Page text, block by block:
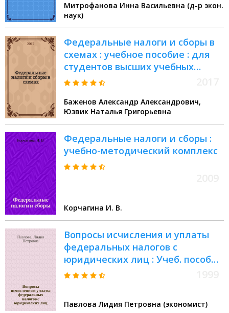
Митрофанова Инна Васильевна (д-р экон.
наук)
Федеральные налоги и сборы в
схемах : учебное пособие : для
студентов высших учебных
заведений направлений
"Экономика" и "Юриспруденция"
Баженов Александр Александрович,
Юзвик Наталья Григорьевна
Федеральные налоги и сборы :
учебно-методический комплекс
Корчагина И. В.
Вопросы исчисления и уплаты
федеральных налогов с
юридических лиц : Учеб. пособие
по курсу "Федер. налоги с юрид.
Павлова Лидия Петровна (экономист)